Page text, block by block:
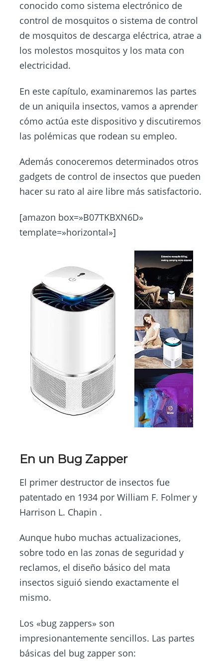
conocido como sistema electrónico de
control de mosquitos o sistema de control
de mosquitos de descarga eléctrica, atrae a
los molestos mosquitos y los mata con
electricidad.
En este capítulo, examinaremos las partes
de un aniquila insectos, vamos a aprender
cómo actúa este dispositivo y discutiremos
las polémicas que rodean su empleo.
Además conoceremos determinados otros
gadgets de control de insectos que pueden
hacer su rato al aire libre más satisfactorio.
[amazon box=»B07TKBXN6D»
template=»horizontal»]
En un Bug Zapper
El primer destructor de insectos fue
patentado en 1934 por William F. Folmer y
Harrison L. Chapin .
Aunque hubo muchas actualizaciones,
sobre todo en las zonas de seguridad y
reclamos, el diseño básico del mata
insectos siguió siendo exactamente el
mismo.
Los «bug zappers» son
impresionantemente sencillos. Las partes
básicas del bug zapper son: